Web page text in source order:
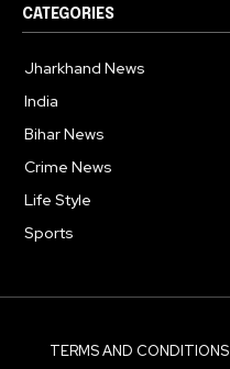
CATEGORIES
Jharkhand News
India
Bihar News
Crime News
Life Style
Sports
TERMS AND CONDITIONS